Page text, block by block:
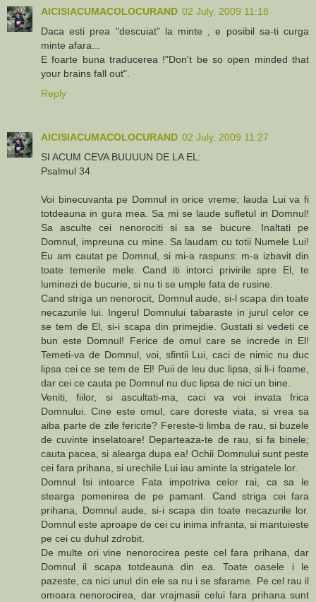
AICISIACUMACOLOCURAND 02 July, 2009 11:18
Daca esti prea "descuiat" la minte , e posibil sa-ti curga
minte afara...
E foarte buna traducerea !"Don't be so open minded that
your brains fall out".
Reply
AICISIACUMACOLOCURAND 02 July, 2009 11:27
SI ACUM CEVA BUUUUN DE LA EL:
Psalmul 34
Voi binecuvanta pe Domnul in orice vreme; lauda Lui va fi
totdeauna in gura mea. Sa mi se laude sufletul in Domnul!
Sa asculte cei nenorociti si sa se bucure. Inaltati pe
Domnul, impreuna cu mine. Sa laudam cu totii Numele Lui!
Eu am cautat pe Domnul, si mi-a raspuns: m-a izbavit din
toate temerile mele. Cand iti intorci privirile spre El, te
luminezi de bucurie, si nu ti se umple fata de rusine.
Cand striga un nenorocit, Domnul aude, si-l scapa din toate
necazurile lui. Ingerul Domnului tabaraste in jurul celor ce
se tem de El, si-i scapa din primejdie. Gustati si vedeti ce
bun este Domnul! Ferice de omul care se increde in El!
Temeti-va de Domnul, voi, sfintii Lui, caci de nimic nu duc
lipsa cei ce se tem de El! Puii de leu duc lipsa, si li-i foame,
dar cei ce cauta pe Domnul nu duc lipsa de nici un bine.
Veniti, fiilor, si ascultati-ma, caci va voi invata frica
Domnului. Cine este omul, care doreste viata, si vrea sa
aiba parte de zile fericite? Fereste-ti limba de rau, si buzele
de cuvinte inselatoare! Departeaza-te de rau, si fa binele;
cauta pacea, si alearga dupa ea! Ochii Domnului sunt peste
cei fara prihana, si urechile Lui iau aminte la strigatele lor.
Domnul Isi intoarce Fata impotriva celor rai, ca sa le
stearga pomenirea de pe pamant. Cand striga cei fara
prihana, Domnul aude, si-i scapa din toate necazurile lor.
Domnul este aproape de cei cu inima infranta, si mantuieste
pe cei cu duhul zdrobit.
De multe ori vine nenorocirea peste cel fara prihana, dar
Domnul il scapa totdeauna din ea. Toate oasele i le
pazeste, ca nici unul din ele sa nu i se sfarame. Pe cel rau il
omoara nenorocirea, dar vrajmasii celui fara prihana sunt